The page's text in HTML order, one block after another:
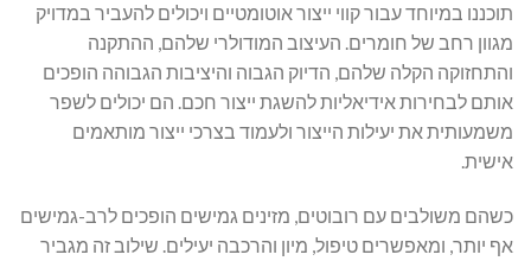
תוכננו במיוחד עבור קווי ייצור אוטומטיים ויכולים להעביר במדויק
מגוון רחב של חומרים. העיצוב המודולרי שלהם, ההתקנה
והתחזוקה הקלה שלהם, הדיוק הגבוה והיציבות הגבוהה הופכים
אותם לבחירות אידיאליות להשגת ייצור חכם. הם יכולים לשפר
משמעותית את יעילות הייצור ולעמוד בצרכי ייצור מותאמים
אישית.
כשהם משולבים עם רובוטים, מזינים גמישים הופכים לרב-גמישים
אף יותר, ומאפשרים טיפול, מיון והרכבה יעילים. שילוב זה מגביר